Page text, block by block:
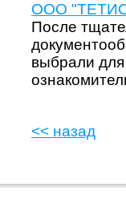
ООО "ТЕТИС
После
выбрали
<< назад